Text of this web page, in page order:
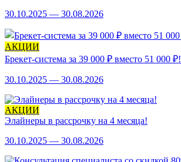
30.10.2025 — 30.08.2026
АКЦИИ
Брекет-система за 39 000 ₽ вместо 51 000 ₽!
30.10.2025 — 30.08.2026
АКЦИИ
Элайнеры в рассрочку на 4 месяца!
30.10.2025 — 30.08.2026